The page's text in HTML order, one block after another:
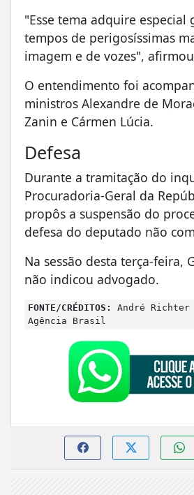
"Esse tema adquire especial
tempos de perigosíssimas
imagem e de vozes",
O entendimento foi
ministros Alexandre de
Zanin e Cármen Lúcia.
Defesa
Durante a tramitação do
Procuradoria-Geral da
propôs a suspensão do
defesa do deputado não
Na sessão desta terça-feira,
não indicou advogado.
FONTE/CRÉDITOS:
André
Agência Brasil